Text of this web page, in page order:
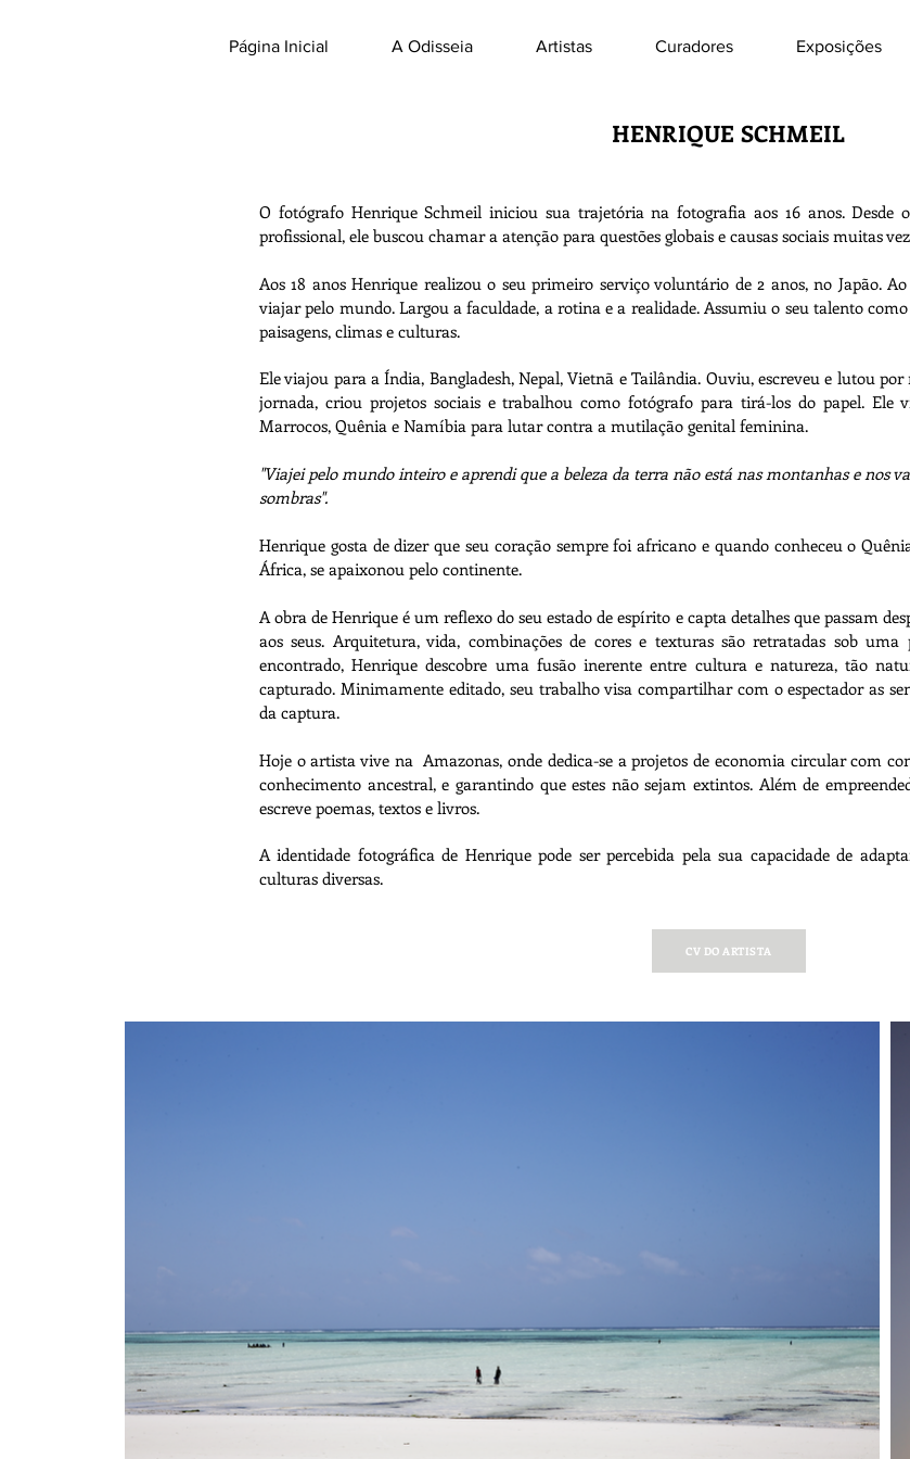
Página Inicial A Odisseia Artistas Curadores Exposições
HENRIQUE SCHMEIL
O fotógrafo Henrique Schmeil iniciou sua trajetória na fotografia aos 16 anos.
profissional, ele buscou chamar a atenção para questões globais e causas sociais muitas
Aos 18 anos Henrique realizou o seu primeiro serviço voluntário de 2 anos, no Japão.
viajar pelo mundo. Largou a faculdade, a rotina e a realidade. Assumiu o seu talento
paisagens, climas e culturas.
Ele viajou para a Índia, Bangladesh, Nepal, Vietnã e Tailândia. Ouviu, escreveu e lutou
jornada, criou projetos sociais e trabalhou como fotógrafo para tirá-los do papel. Ele
Marrocos, Quênia e Namíbia para lutar contra a mutilação genital feminina.
"Viajei pelo mundo inteiro e aprendi que a beleza da terra não está nas montanhas e nos
sombras".
Henrique gosta de dizer que seu coração sempre foi africano e quando conheceu o
África, se apaixonou pelo continente.
A obra de Henrique é um reflexo do seu estado de espírito e capta detalhes que passam
aos seus. Arquitetura, vida, combinações de cores e texturas são retratadas sob
encontrado, Henrique descobre uma fusão inerente entre cultura e natureza, tão
capturado. Minimamente editado, seu trabalho visa compartilhar com o espectador as
da captura.
Hoje o artista vive na Amazonas, onde dedica-se a projetos de economia circular com
conhecimento ancestral, e garantindo que estes não sejam extintos. Além de
escreve poemas, textos e livros.
A identidade fotográfica de Henrique pode ser percebida pela sua capacidade de
culturas diversas.
CV DO ARTISTA